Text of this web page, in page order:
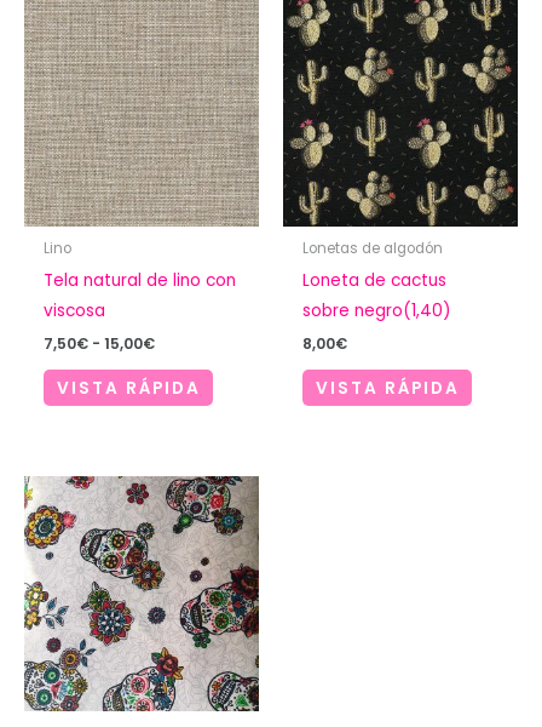
Lino
Tela natural de lino con
viscosa
7,50€ - 15,00€Rango
precios:
desde
VISTA RÁPIDA
Lonetas de algodón
Loneta de cactus
sobre negro(1,40)
8,00€
VISTA RÁPIDA